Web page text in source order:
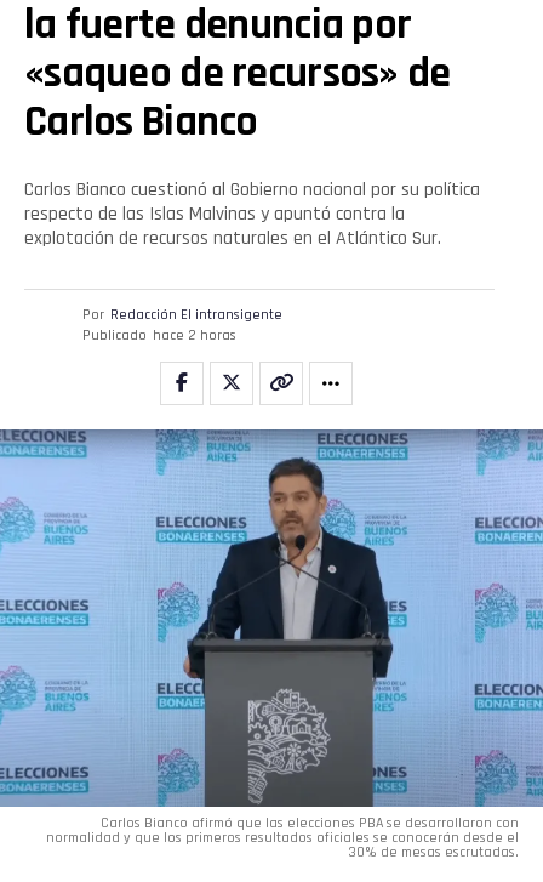
la fuerte denuncia por
«saqueo de recursos» de
Carlos Bianco
Carlos Bianco cuestionó al Gobierno nacional por su política
respecto de las Islas Malvinas y apuntó contra la
explotación de recursos naturales en el Atlántico Sur.
Por Redacción El intransigente
Publicado hace 2 horas
Carlos Bianco afirmó que las elecciones PBA se desarrollaron con
normalidad y que los primeros resultados oficiales se conocerán desde el
30% de mesas escrutadas.